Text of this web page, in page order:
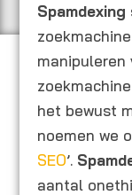
Spamdexing
het bewust
noemen we
SEO’.
aantal